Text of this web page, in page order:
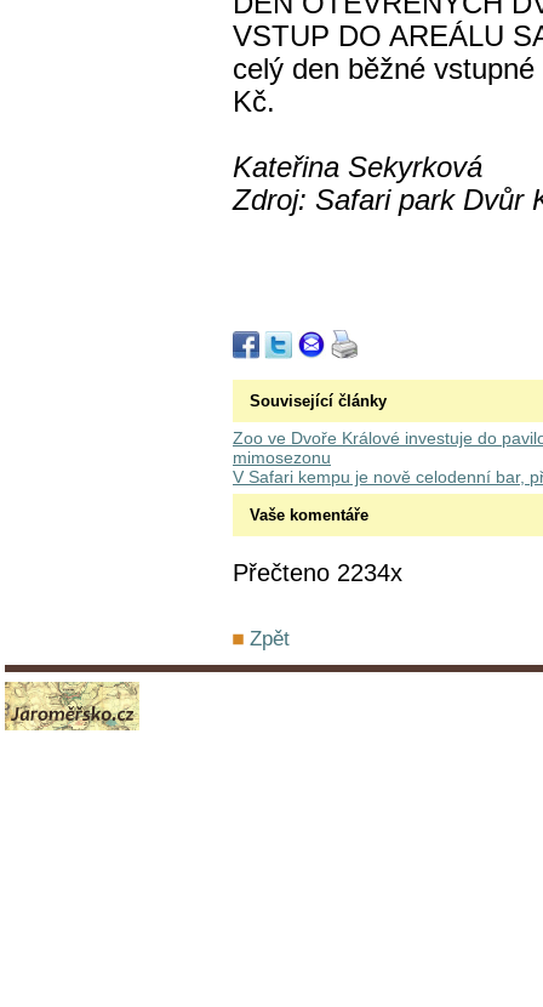
VSTUP DO AREÁLU
celý den běžné
Kč.
Kateřina Sekyrková
Zdroj: Safari park Dvůr
Související články
Zoo ve Dvoře Králové investuje do
mimosezonu
V Safari kempu je nově celodenní bar,
Vaše komentáře
Přečteno 2234x
Zpět